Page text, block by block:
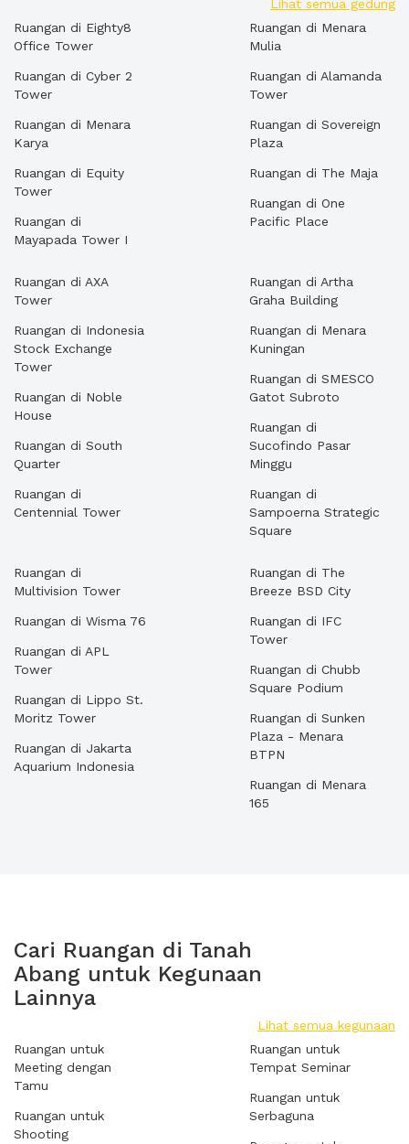
Lihat semua gedung
Ruangan di Eighty8
Office Tower
Ruangan di Cyber 2
Tower
Ruangan di Menara
Karya
Ruangan di Equity
Tower
Ruangan di
Mayapada Tower I
Ruangan di Menara
Mulia
Ruangan di Alamanda
Tower
Ruangan di Sovereign
Plaza
Ruangan di The Maja
Ruangan di One
Pacific Place
Ruangan di AXA
Tower
Ruangan di Indonesia
Stock Exchange
Tower
Ruangan di Noble
House
Ruangan di South
Quarter
Ruangan di
Centennial Tower
Ruangan di Artha
Graha Building
Ruangan di Menara
Kuningan
Ruangan di SMESCO
Gatot Subroto
Ruangan di
Sucofindo Pasar
Minggu
Ruangan di
Sampoerna Strategic
Square
Ruangan di
Multivision Tower
Ruangan di Wisma 76
Ruangan di APL
Tower
Ruangan di Lippo St.
Moritz Tower
Ruangan di Jakarta
Aquarium Indonesia
Ruangan di The
Breeze BSD City
Ruangan di IFC
Tower
Ruangan di Chubb
Square Podium
Ruangan di Sunken
Plaza - Menara
BTPN
Ruangan di Menara
165
Cari Ruangan di Tanah
Abang untuk Kegunaan
Lainnya
Lihat semua kegunaan
Ruangan untuk
Meeting dengan
Tamu
Ruangan untuk
Shooting
Ruangan untuk
Tempat Seminar
Ruangan untuk
Serbaguna